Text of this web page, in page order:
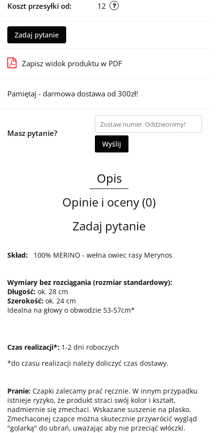
Koszt przesyłki od: 12
Zadaj pytanie
Zapisz widok produktu w PDF
Pamiętaj - darmowa dostawa od 300zł!
Masz pytanie?
Wyślij
Opis
Opinie i oceny (0)
Zadaj pytanie
Skład: 100% MERINO - wełna owiec rasy Merynos
Wymiary bez rozciągania (rozmiar standardowy):
Długość: ok. 28 cm
Szerokość: ok. 24 cm
Idealna na głowy o obwodzie 53-57cm*
Czas realizacji*: 1-2 dni roboczych
*do czasu realizacji należy doliczyć czas dostawy.
Pranie: Czapki zalecamy prać ręcznie. W innym przypadku
istnieje ryzyko, że produkt straci swój kolor i kształt,
nadmiernie się zmechaci. Wskazane suszenie na płasko.
Zmechaconej czapce można skutecznie przywrócić wygląd
"golarką" do ubrań, uważając aby nie przeciąć włóczki.